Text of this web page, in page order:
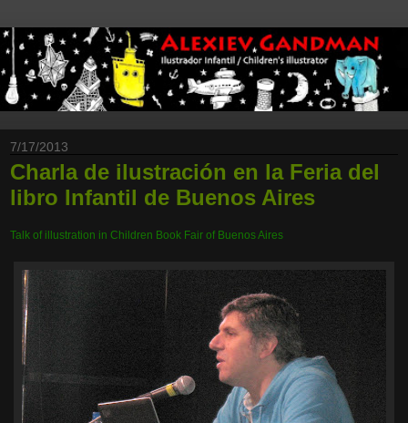
7/17/2013
Charla de ilustración en la Feria del
libro Infantil de Buenos Aires
Talk of illustration in Children Book Fair of Buenos Aires